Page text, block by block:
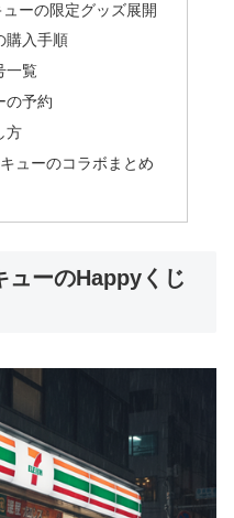
ーの限定グッズ展開
購入手順
一覧
の予約
方
ューのコラボまとめ
ューのHappyくじ